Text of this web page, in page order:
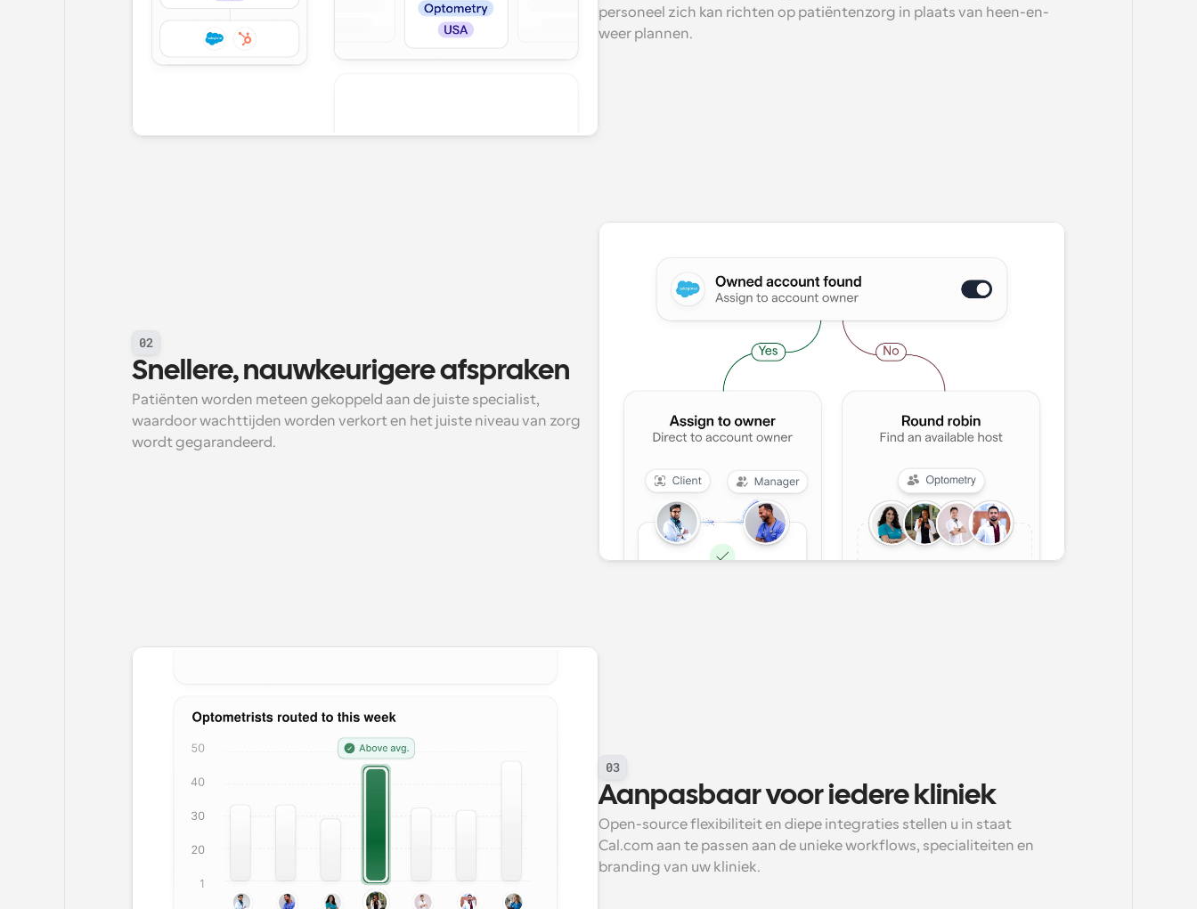
personeel zich kan richten op patiëntenzorg in plaats van heen-en-
weer plannen.
02
Snellere, nauwkeurigere afspraken
Patiënten worden meteen gekoppeld aan de juiste specialist,
waardoor wachttijden worden verkort en het juiste niveau van zorg
wordt gegarandeerd.
03
Aanpasbaar voor iedere kliniek
Open-source flexibiliteit en diepe integraties stellen u in staat
Cal.com aan te passen aan de unieke workflows, specialiteiten en
branding van uw kliniek.